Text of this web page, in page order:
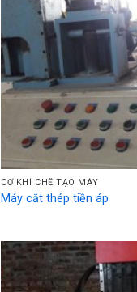
CƠ KHÍ CHẾ TẠO MÁY
Máy cắt thép tiền áp